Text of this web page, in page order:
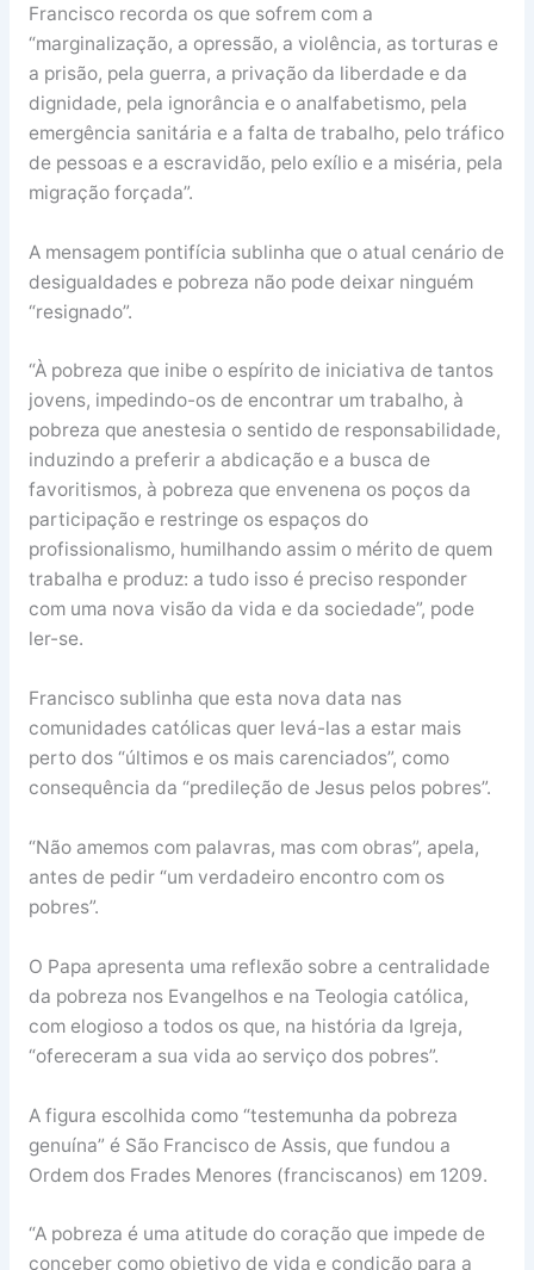
Francisco recorda os que sofrem com a
“marginalização, a opressão, a violência, as torturas e
a prisão, pela guerra, a privação da liberdade e da
dignidade, pela ignorância e o analfabetismo, pela
emergência sanitária e a falta de trabalho, pelo tráfico
de pessoas e a escravidão, pelo exílio e a miséria, pela
migração forçada”.
A mensagem pontifícia sublinha que o atual cenário de
desigualdades e pobreza não pode deixar ninguém
“resignado”.
“À pobreza que inibe o espírito de iniciativa de tantos
jovens, impedindo-os de encontrar um trabalho, à
pobreza que anestesia o sentido de responsabilidade,
induzindo a preferir a abdicação e a busca de
favoritismos, à pobreza que envenena os poços da
participação e restringe os espaços do
profissionalismo, humilhando assim o mérito de quem
trabalha e produz: a tudo isso é preciso responder
com uma nova visão da vida e da sociedade”, pode
ler-se.
Francisco sublinha que esta nova data nas
comunidades católicas quer levá-las a estar mais
perto dos “últimos e os mais carenciados”, como
consequência da “predileção de Jesus pelos pobres”.
“Não amemos com palavras, mas com obras”, apela,
antes de pedir “um verdadeiro encontro com os
pobres”.
O Papa apresenta uma reflexão sobre a centralidade
da pobreza nos Evangelhos e na Teologia católica,
com elogioso a todos os que, na história da Igreja,
“ofereceram a sua vida ao serviço dos pobres”.
A figura escolhida como “testemunha da pobreza
genuína” é São Francisco de Assis, que fundou a
Ordem dos Frades Menores (franciscanos) em 1209.
“A pobreza é uma atitude do coração que impede de
conceber como objetivo de vida e condição para a